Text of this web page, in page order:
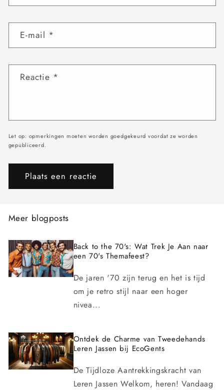
E‑mail *
Reactie *
Let op: opmerkingen moeten worden goedgekeurd voordat ze worden
gepubliceerd.
Meer blogposts
Back to the 70's: Wat Trek Je Aan naar
een 70's Themafeest?
De jaren '70 zijn terug en het is tijd
om je retro stijl naar een hoger
nivea...
Ontdek de Charme van Tweedehands
Leren Jassen bij EcoGents
De Tijdloze Aantrekkingskracht van
Leren Jassen Welkom, heren! Vandaag